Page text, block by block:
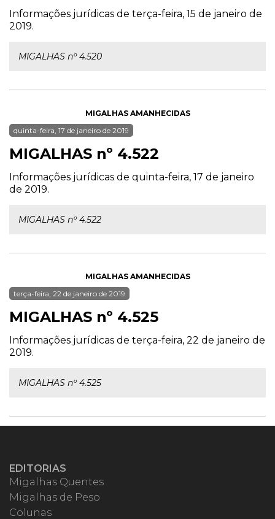
Informações jurídicas de terça-feira, 15 de janeiro de
2019.
MIGALHAS nº 4.520
MIGALHAS AMANHECIDAS
quinta-feira, 17 de janeiro de 2019
MIGALHAS nº 4.522
Informações jurídicas de quinta-feira, 17 de janeiro
de 2019.
MIGALHAS nº 4.522
MIGALHAS AMANHECIDAS
terça-feira, 22 de janeiro de 2019
MIGALHAS nº 4.525
Informações jurídicas de terça-feira, 22 de janeiro de
2019.
MIGALHAS nº 4.525
EDITORIAS
Migalhas Quentes
Migalhas de Peso
Colunas